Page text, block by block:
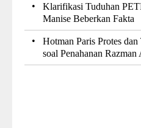
•
Klarifikasi Tuduhan
Manise Beberkan Fakta
•
Hotman Paris Protes
soal Penahanan